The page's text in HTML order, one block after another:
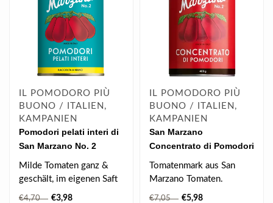
IL POMODORO PIÙ
BUONO / ITALIEN,
KAMPANIEN
Pomodori pelati interi di
San Marzano No. 2
(400g)
Milde Tomaten ganz &
geschält, im eigenen Saft
aus San Marzano...
€4,70 €3,98
IL POMODORO PIÙ
BUONO / ITALIEN,
KAMPANIEN
San Marzano
Concentrato di Pomodori
400 g
Tomatenmark aus San
Marzano Tomaten.
€7,05 €5,98